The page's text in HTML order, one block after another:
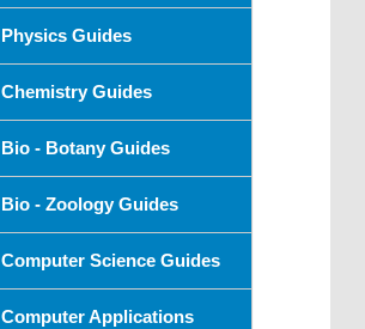
Physics Guides
Chemistry Guides
Bio - Botany Guides
Bio - Zoology Guides
Computer Science Guides
Computer Applications